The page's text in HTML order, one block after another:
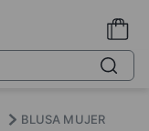
BLUSA MUJER